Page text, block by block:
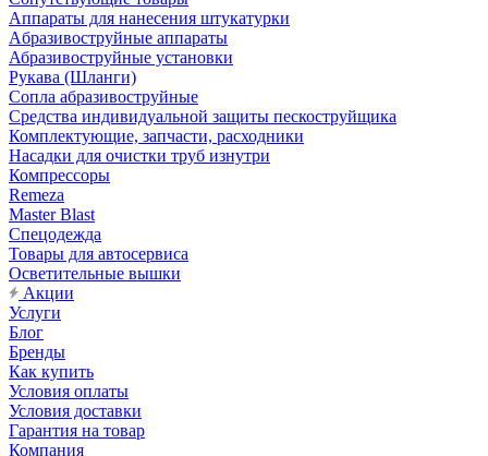
Аппараты для нанесения штукатурки
Aбразивоструйные аппараты
Абразивоструйные установки
Рукава (Шланги)
Сопла абразивоструйные
Средства индивидуальной защиты пескоструйщика
Комплектующие, запчасти, расходники
Насадки для очистки труб изнутри
Компрессоры
Remeza
Master Blast
Спецодежда
Товары для автосервиса
Осветительные вышки
Акции
Услуги
Блог
Бренды
Как купить
Условия оплаты
Условия доставки
Гарантия на товар
Компания